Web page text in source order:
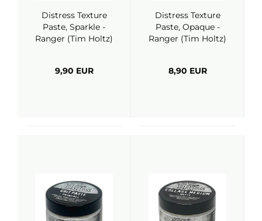
Distress Texture
Paste, Sparkle -
Ranger (Tim Holtz)
9,90 EUR
Distress Texture
Paste, Opaque -
Ranger (Tim Holtz)
8,90 EUR